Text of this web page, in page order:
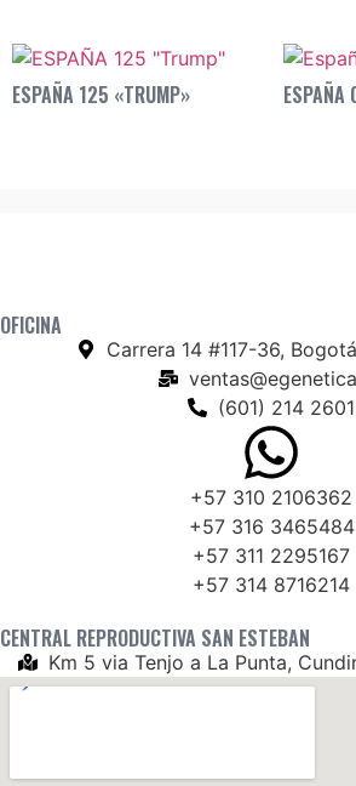
ESPAÑA 125 «TRUMP» ESPAÑA
OFICINA
Carrera 14 #117-36,
(601) 214 2601
+57 310 2106362
+57 316 3465484
+57 311 2295167
+57 314 8716214
CENTRAL REPRODUCTIVA SAN ESTEBAN
Km 5 via Tenjo a La Punta,